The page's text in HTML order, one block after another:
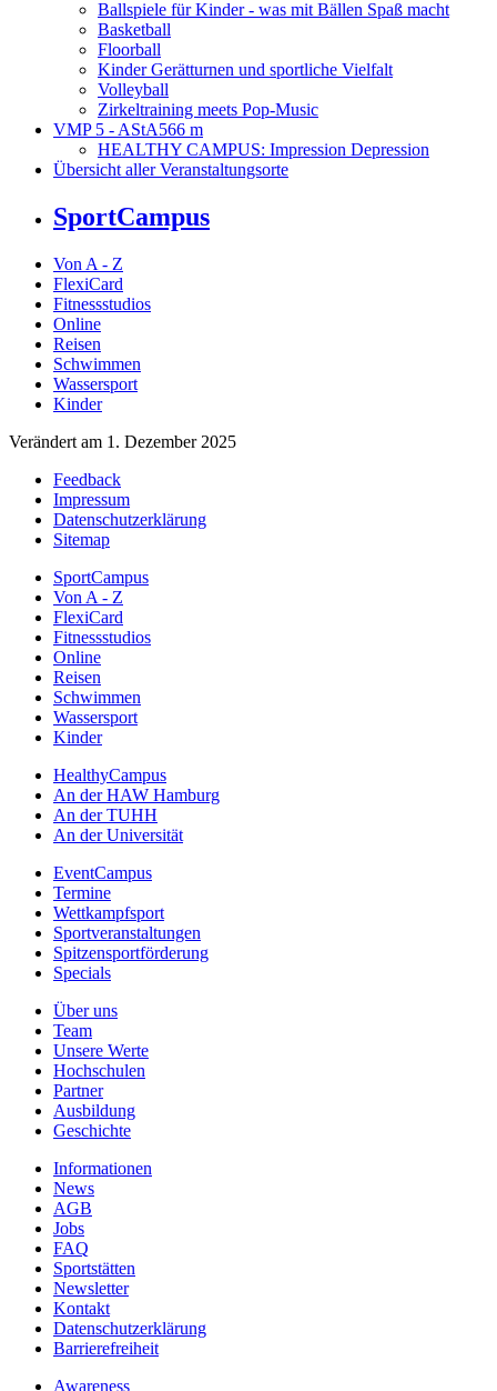
Ballspiele für Kinder - was mit Bällen Spaß macht
Basketball
Floorball
Kinder Gerätturnen und sportliche Vielfalt
Volleyball
Zirkeltraining meets Pop-Music
VMP 5 - AStA566 m
HEALTHY CAMPUS: Impression Depression
Übersicht aller Veranstaltungsorte
SportCampus
Von A - Z
FlexiCard
Fitnessstudios
Online
Reisen
Schwimmen
Wassersport
Kinder
Verändert am 1. Dezember 2025
Feedback
Impressum
Datenschutzerklärung
Sitemap
SportCampus
Von A - Z
FlexiCard
Fitnessstudios
Online
Reisen
Schwimmen
Wassersport
Kinder
HealthyCampus
An der HAW Hamburg
An der TUHH
An der Universität
EventCampus
Termine
Wettkampfsport
Sportveranstaltungen
Spitzensportförderung
Specials
Über uns
Team
Unsere Werte
Hochschulen
Partner
Ausbildung
Geschichte
Informationen
News
AGB
Jobs
FAQ
Sportstätten
Newsletter
Kontakt
Datenschutzerklärung
Barrierefreiheit
Awareness